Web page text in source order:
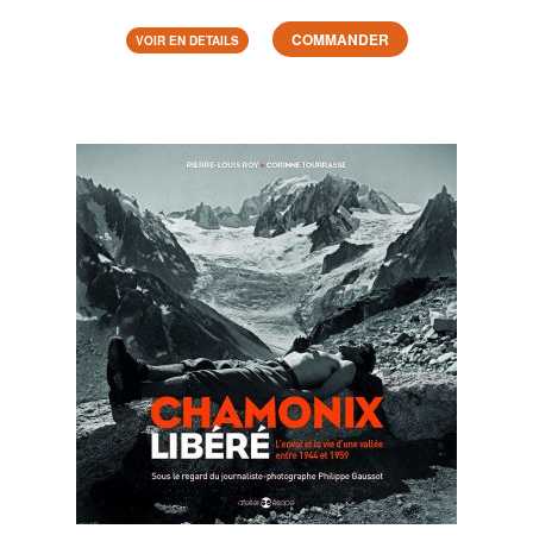
VOIR EN DETAILS COMMANDER